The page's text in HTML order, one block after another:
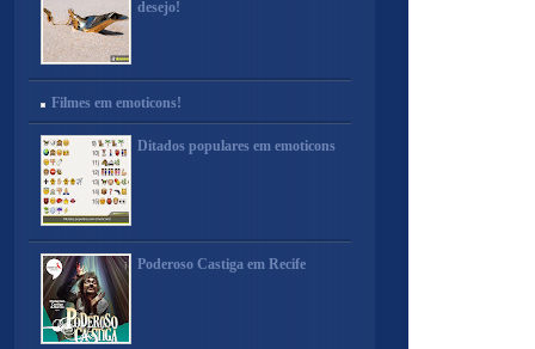
desejo!
Filmes em emoticons!
Ditados populares em emoticons
Poderoso Castiga em Recife